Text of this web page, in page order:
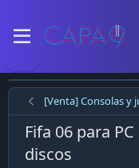
[Venta] Consolas y
Fifa 06 para
discos